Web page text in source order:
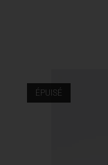
ÉPUISÉ